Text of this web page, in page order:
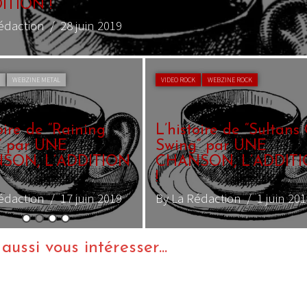
!
/ 28 juin 2019
WEBZINE METAL
de “Raining
par UNE
L’ADDITION
/ 17 juin 2019
VIDEO ROCK WEBZINE ROCK
L’histoire de “Sultans
Swing“ par UNE
CHANSON,
!
By La Rédaction/ 1 juin
vous intéresser...